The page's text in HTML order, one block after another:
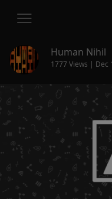
Human Nihil
1777 Views | Dec